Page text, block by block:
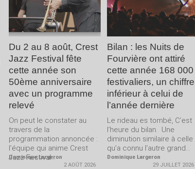
Du 2 au 8 août, Crest
Jazz Festival fête
cette année son
50ème anniversaire
avec un programme
relevé
On peut le constater au
travers de la
programmation annoncée :
l’équipe qui anime Crest
Jazz Festival...
Dominique Largeron
2 AOÛT 2026
Bilan : les Nuits de
Fourvière ont attiré
cette année 168 000
festivaliers, un chiffre
inférieur à celui de
l’année dernière
Le rideau es tombé, C’est
l’heure du bilan. Une
diminution similaire à celle
qu’a connu l’autre grand...
Dominique Largeron
29 JUILLET 2026